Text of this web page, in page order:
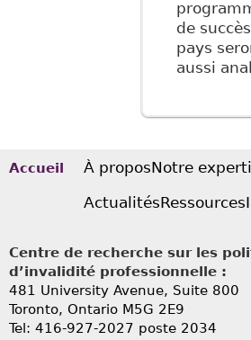
de
pays
aussi
Accueil À proposNotre
ActualitésRessources
Centre de recherche sur les
d’invalidité professionnelle :
481 University Avenue, Suite 800
Toronto, Ontario M5G 2E9
Tel: 416-927-2027 poste 2034